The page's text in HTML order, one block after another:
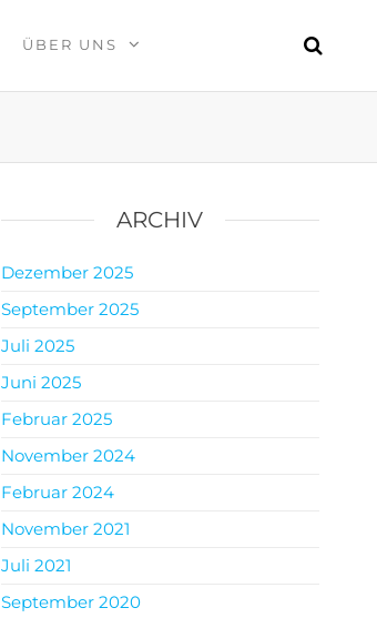
ÜBER UNS
ARCHIV
Dezember 2025
September 2025
Juli 2025
Juni 2025
Februar 2025
November 2024
Februar 2024
November 2021
Juli 2021
September 2020